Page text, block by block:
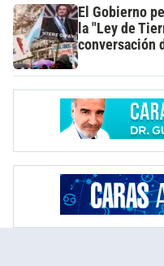
El Gobierno
la "Ley de
conversación